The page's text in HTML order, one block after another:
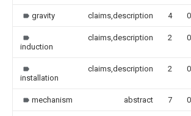
gravity claims,description 4
induction
claims,description 2
installation
claims,description 2
mechanism abstract 7